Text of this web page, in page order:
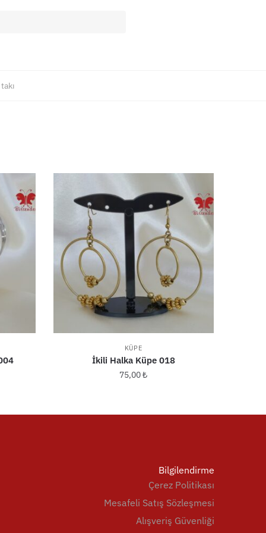
takı
KÜPE
İkili Halka Küpe 018
75,00₺
Bilgilendirme
Çerez Politikası
Mesafeli Satış Sözleşmesi
Alışveriş Güvenliği